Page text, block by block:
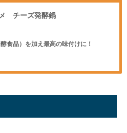
チーズ発酵鍋
食品）を加え最高の味付けに！